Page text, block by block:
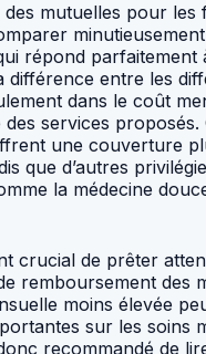
des mutuelles pour les
répond parfaitement
différence entre les
dans le coût
des services proposés.
une couverture
que d’autres
la médecine
crucial de prêter
remboursement des
moins élevée
sur les soins
recommandé de